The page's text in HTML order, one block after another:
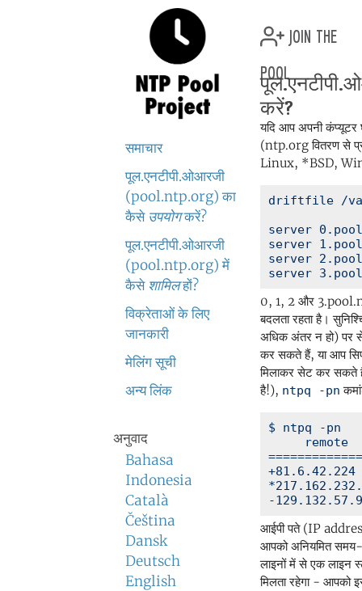
समाचार
पूल.एनटीपी.ओआरजी
(pool.ntp.org) का
कैसे उपयोगकरें?
पूल.एनटीपी.ओआरजी
(pool.ntp.org) में
कैसे शामिलहों?
विक्रेताओं के लिए
जानकारी
मेलिंग सूची
अन्य लिंक
अनुवाद
Bahasa
Indonesia
Català
Čeština
Dansk
Deutsch
English
join the
pool
करें?
यदि आप अपनी कंप्यूटर
(ntp.org वितरण से
Linux, *BSD,
driftfile /
server
server
server
0, 1, 2 और
बदलता रहता है।
अधिक अंतर न हो)
कर सकते हैं, या आप
मिलाकर सेट कर सकते
है!), ntpq -pn
$ ntpq -pn
remote
आईपी पते (IP
आपको अनियमित
लाइनों में से एक लाइन
मिलता रहेगा - आपको